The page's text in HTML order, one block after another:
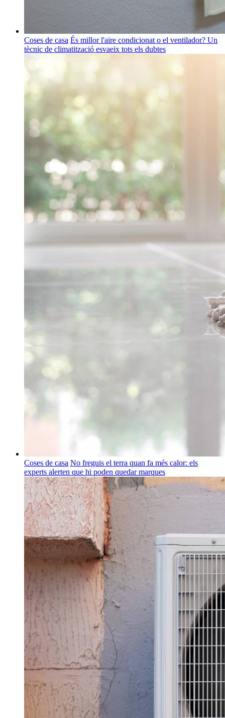
Coses de casa És millor l'aire condicionat o el ventilador? Un
tècnic de climatització esvaeix tots els dubtes
Coses de casa No freguis el terra quan fa més calor: els
experts alerten que hi poden quedar marques